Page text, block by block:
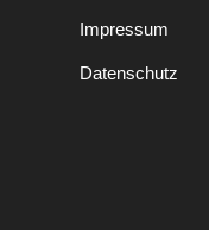
Impressum
Datenschutz